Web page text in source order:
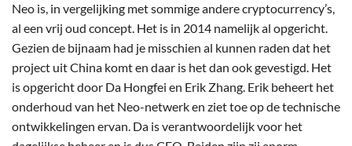
Neo is, in vergelijking met sommige andere cryptocurrency’s,
al een vrij oud concept. Het is in 2014 namelijk al opgericht.
Gezien de bijnaam had je misschien al kunnen raden dat het
project uit China komt en daar is het dan ook gevestigd. Het
is opgericht door Da Hongfei en Erik Zhang. Erik beheert het
onderhoud van het Neo-netwerk en ziet toe op de technische
ontwikkelingen ervan. Da is verantwoordelijk voor het